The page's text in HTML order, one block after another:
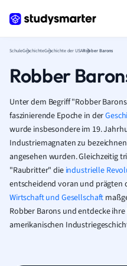
SchuleGeschichteGeschichte der USARobber Barons
Robber
Unter dem Begriff "Robber
faszinierende Epoche in der
wurde insbesondere im 19.
Industriemagnaten zu
angesehen wurden. Gleichzeitig
"Raubritter" die industrielle
entscheidend voran und prägten
Wirtschaft und Gesellschaft
Robber Barons und entdecke
amerikanischen